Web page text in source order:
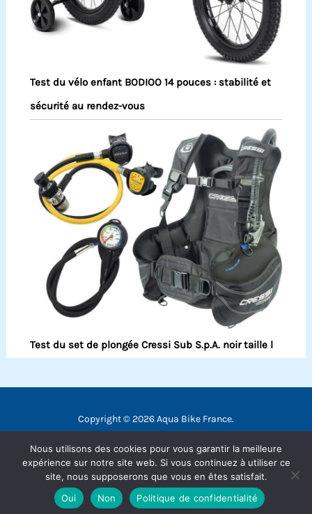
Test du vélo enfant BODIOO 14 pouces : stabilité et
sécurité au rendez-vous
Test du set de plongée Cressi Sub S.p.A. noir taille l
Copyright © 2026 Aqua Bike France.
Contact
Mentions légales
Politique de confidentialité
Nous utilisons des cookies pour vous garantir la meilleure
expérience sur notre site web. Si vous continuez à utiliser ce
site, nous supposerons que vous en êtes satisfait.
Oui
Non Politique de confidentialité